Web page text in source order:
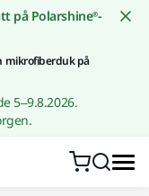
på Polarshine®-
mikrofiberduk på
5–9.8.2026.